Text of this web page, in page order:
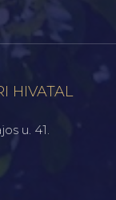
HIVATAL
u. 41.